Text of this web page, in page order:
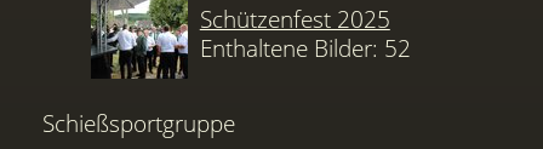
Schützenfest 2025
Enthaltene Bilder: 52
Schießsportgruppe